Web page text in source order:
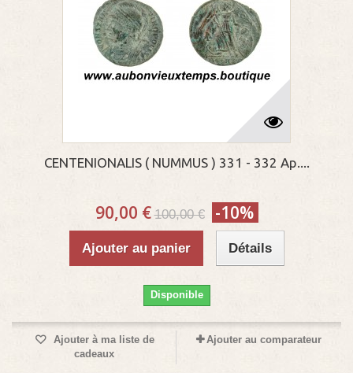
CENTENIONALIS ( NUMMUS ) 331 - 332 Ap....
90,00 € 100,00 € -10%
Ajouter au panier Détails
Disponible
Ajouter à ma liste de
cadeaux
Ajouter au comparateur